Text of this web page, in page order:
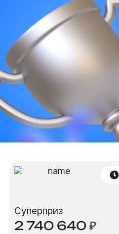
Суперприз
2 740 640₽